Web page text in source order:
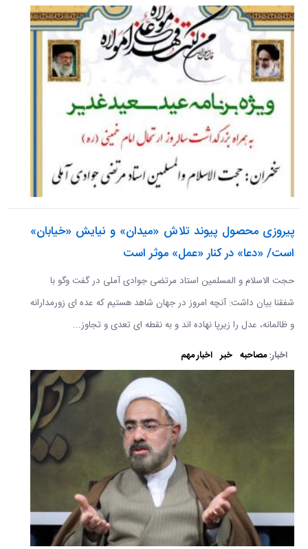
پیروزی محصول پیوند تلاش «میدان» و نیایش «خیابان»
است/ «دعا» در کنار «عمل» موثر است
حجت الاسلام و المسلمین استاد مرتضی جوادی آملی در گفت وگو با
شفقنا بیان داشت: آنچه امروز در جهان شاهد هستیم که عده ای زورمدارانه
و ظالمانه، عدل را زیرپا نهاده اند و به نقطه ای تعدی و تجاوز...
اخبار:مصاحبه خبر اخبار مهم